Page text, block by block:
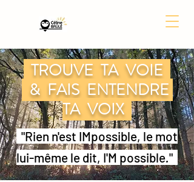
TROUVE TA VOIE
& FAIS ENTENDRE
TA VOIX
"Rien n'est IMpossible, le mot
lui-même le dit, I'M possible."